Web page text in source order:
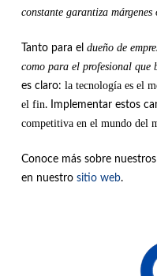
constante garantiza
Tanto para el dueño de
como para el profesional que
es claro: la tecnología es el
el fin. Implementar estos
competitiva en el mundo del
Conoce más sobre
en nuestro sitio web.